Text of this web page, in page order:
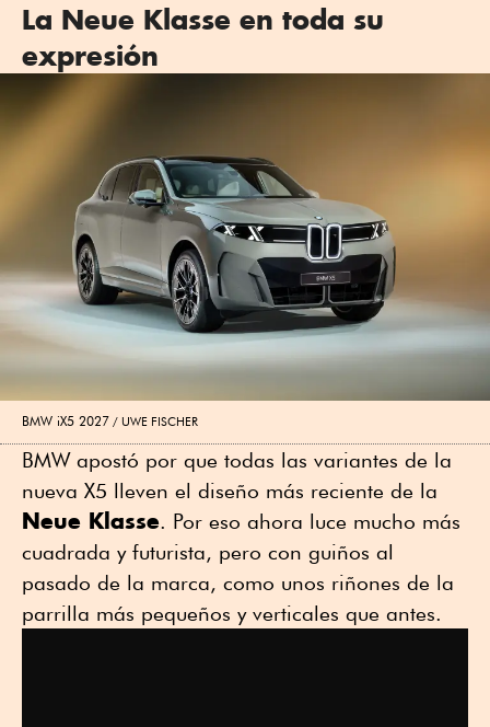
La Neue Klasse en toda su
expresión
BMW iX5 2027 UWE FISCHER
BMW apostó por que todas las variantes de la
nueva X5 lleven el diseño más reciente de la
Neue Klasse. Por eso ahora luce mucho más
cuadrada y futurista, pero con guiños al
pasado de la marca, como unos riñones de la
parrilla más pequeños y verticales que antes.